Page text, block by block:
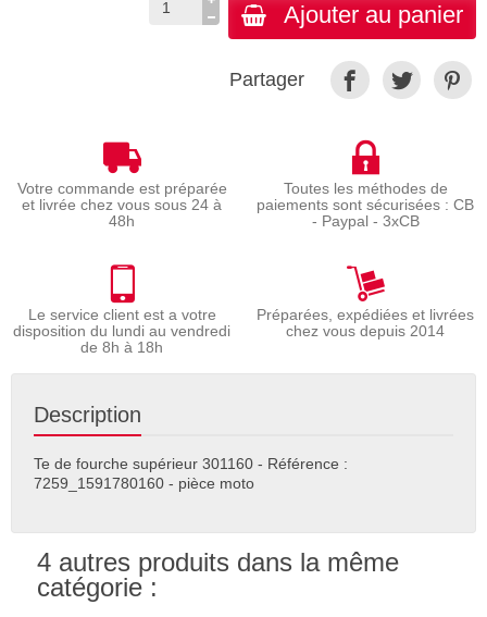
Ajouter au panier
Partager
Votre commande est préparée
et livrée chez vous sous 24 à
48h
Toutes les méthodes de
paiements sont sécurisées : CB
- Paypal - 3xCB
Le service client est a votre
disposition du lundi au vendredi
de 8h à 18h
Préparées, expédiées et livrées
chez vous depuis 2014
Description
Te de fourche supérieur 301160 - Référence :
7259_1591780160 - pièce moto
4 autres produits dans la même
catégorie :